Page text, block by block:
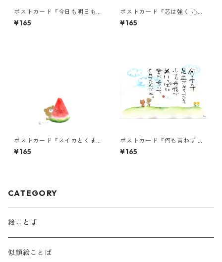
ポストカード『今日も明日も
君の笑顔が・・・』
¥165
ポストカード『芯は強く 心は
まるく・・・』
¥165
ポストカード『スイカとくま
ちゃん』
¥165
ポストカード『何も言わず 足
並みがそろってたのは』
¥165
CATEGORY
絵ことば
似顔絵ことば